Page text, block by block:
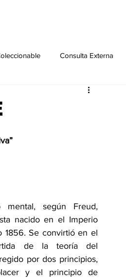
Consulta Externa
Publicaciones
diabetes
mental, según Freud,
nacido en el Imperio
1856. Se convirtió en el
de la teoría del
por dos principios,
y el principio de